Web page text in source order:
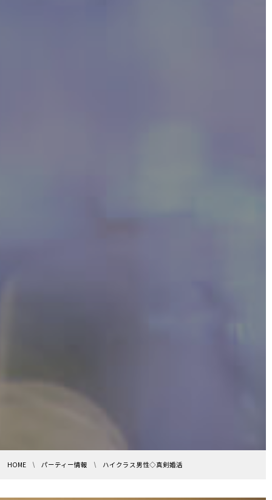
HOME パーティー情報 ハイクラス男性◇真剣婚活